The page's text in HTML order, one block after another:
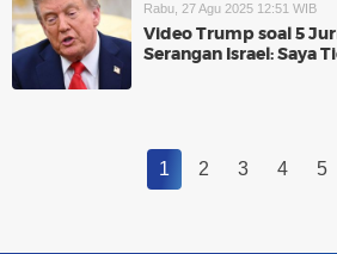
Rabu, 27 Agu 2025 12:51 WIB
Video Trump soal 5
Serangan Israel: Saya
1 2 3 4 5